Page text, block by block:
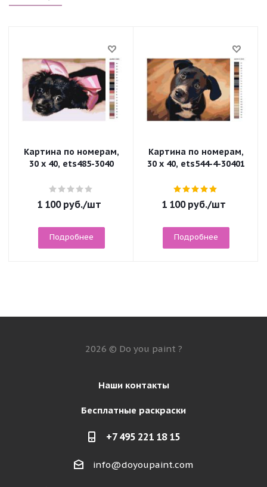
Картина по номерам,
30 x 40, ets485-3040
1 100руб./шт
Подробнее
Картина по номерам,
30 x 40, ets544-4-30401
1 100руб./шт
Подробнее
2026 © Do you paint ?
Наши контакты
Бесплатные раскраски
+7 495 221 18 15
info@doyoupaint.com